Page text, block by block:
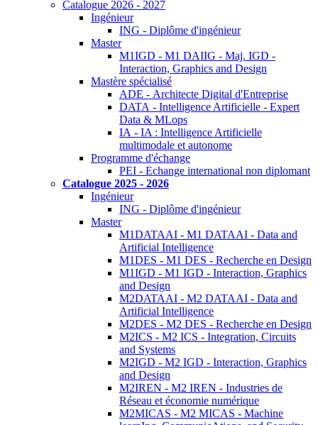
Catalogue 2026 - 2027
Ingénieur
ING - Diplôme d'ingénieur
Master
M1IGD - M1 DAIIG - Maj. IGD -
Interaction, Graphics and Design
Mastère spécialisé
ADE - Architecte Digital d'Entreprise
DATA - Intelligence Artificielle - Expert
Data & MLops
IA - IA : Intelligence Artificielle
multimodale et autonome
Programme d'échange
PEI - Echange international non diplomant
Catalogue 2025 - 2026
Ingénieur
ING - Diplôme d'ingénieur
Master
M1DATAAI - M1 DATAAI - Data and
Artificial Intelligence
M1DES - M1 DES - Recherche en Design
M1IGD - M1 IGD - Interaction, Graphics
and Design
M2DATAAI - M2 DATAAI - Data and
Artificial Intelligence
M2DES - M2 DES - Recherche en Design
M2ICS - M2 ICS - Integration, Circuits
and Systems
M2IGD - M2 IGD - Interaction, Graphics
and Design
M2IREN - M2 IREN - Industries de
Réseau et économie numérique
M2MICAS - M2 MICAS - Machine